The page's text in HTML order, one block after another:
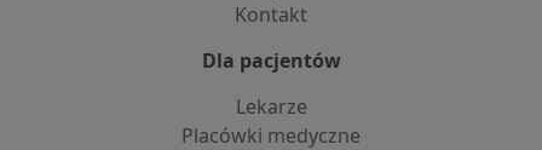
Kontakt
Dla pacjentów
Lekarze
Placówki medyczne